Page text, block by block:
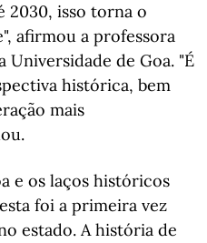
2030, isso torna o
afirmou a professora
Universidade de Goa. "É
histórica, bem
mais
e os laços históricos
foi a primeira vez
estado. A história de